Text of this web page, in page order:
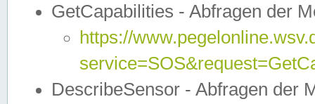
GetCapabilities - Abfragen der
https://
DescribeSensor - Abfragen der